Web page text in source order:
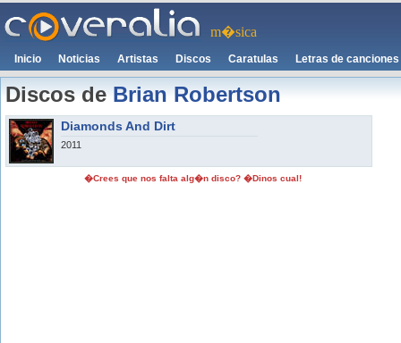
m�sica
Inicio Noticias Artistas Discos Caratulas Letras de canciones
Discos deBrian Robertson
Diamonds And Dirt
2011
�Crees que nos falta alg�n disco? �Dinos cual!